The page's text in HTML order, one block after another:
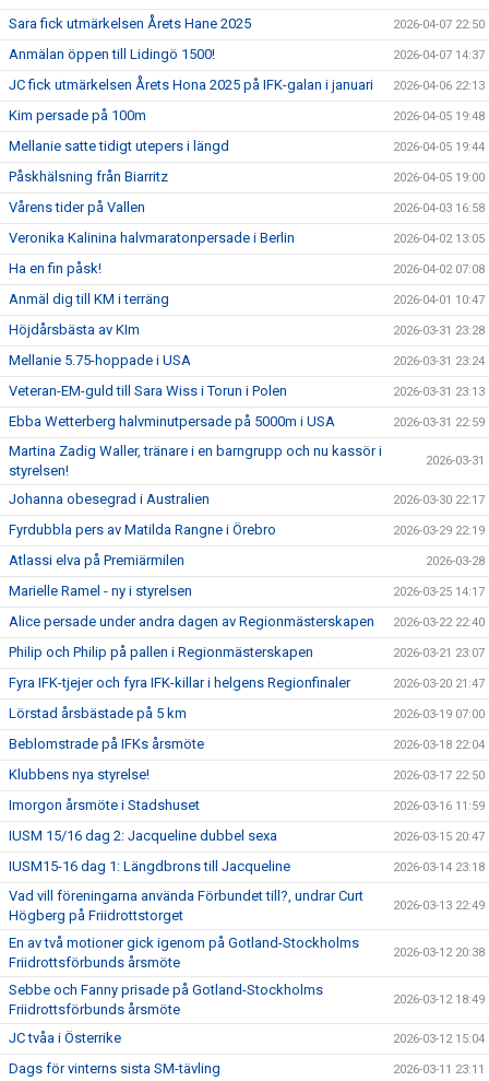
Sara fick utmärkelsen Årets Hane 2025 2026-04-07 22:50
Anmälan öppen till Lidingö 1500! 2026-04-07 14:37
JC fick utmärkelsen Årets Hona 2025 på IFK-galan i januari 2026-04-06 22:13
Kim persade på 100m 2026-04-05 19:48
Mellanie satte tidigt utepers i längd 2026-04-05 19:44
Påskhälsning från Biarritz 2026-04-05 19:00
Vårens tider på Vallen 2026-04-03 16:58
Veronika Kalinina halvmaratonpersade i Berlin 2026-04-02 13:05
Ha en fin påsk! 2026-04-02 07:08
Anmäl dig till KM i terräng 2026-04-01 10:47
Höjdårsbästa av KIm 2026-03-31 23:28
Mellanie 5.75-hoppade i USA 2026-03-31 23:24
Veteran-EM-guld till Sara Wiss i Torun i Polen 2026-03-31 23:13
Ebba Wetterberg halvminutpersade på 5000m i USA 2026-03-31 22:59
Martina Zadig Waller, tränare i en barngrupp och nu kassör i
styrelsen!
2026-03-31
Johanna obesegrad i Australien 2026-03-30 22:17
Fyrdubbla pers av Matilda Rangne i Örebro 2026-03-29 22:19
Atlassi elva på Premiärmilen 2026-03-28
Marielle Ramel - ny i styrelsen 2026-03-25 14:17
Alice persade under andra dagen av Regionmästerskapen 2026-03-22 22:40
Philip och Philip på pallen i Regionmästerskapen 2026-03-21 23:07
Fyra IFK-tjejer och fyra IFK-killar i helgens Regionfinaler 2026-03-20 21:47
Lörstad årsbästade på 5 km 2026-03-19 07:00
Beblomstrade på IFKs årsmöte 2026-03-18 22:04
Klubbens nya styrelse! 2026-03-17 22:50
Imorgon årsmöte i Stadshuset 2026-03-16 11:59
IUSM 15/16 dag 2: Jacqueline dubbel sexa 2026-03-15 20:47
IUSM15-16 dag 1: Längdbrons till Jacqueline 2026-03-14 23:18
Vad vill föreningarna använda Förbundet till?, undrar Curt
Högberg på Friidrottstorget
2026-03-13 22:49
En av två motioner gick igenom på Gotland-Stockholms
Friidrottsförbunds årsmöte
2026-03-12 20:38
Sebbe och Fanny prisade på Gotland-Stockholms
Friidrottsförbunds årsmöte
2026-03-12 18:49
JC tvåa i Österrike 2026-03-12 15:04
Dags för vinterns sista SM-tävling 2026-03-11 23:11